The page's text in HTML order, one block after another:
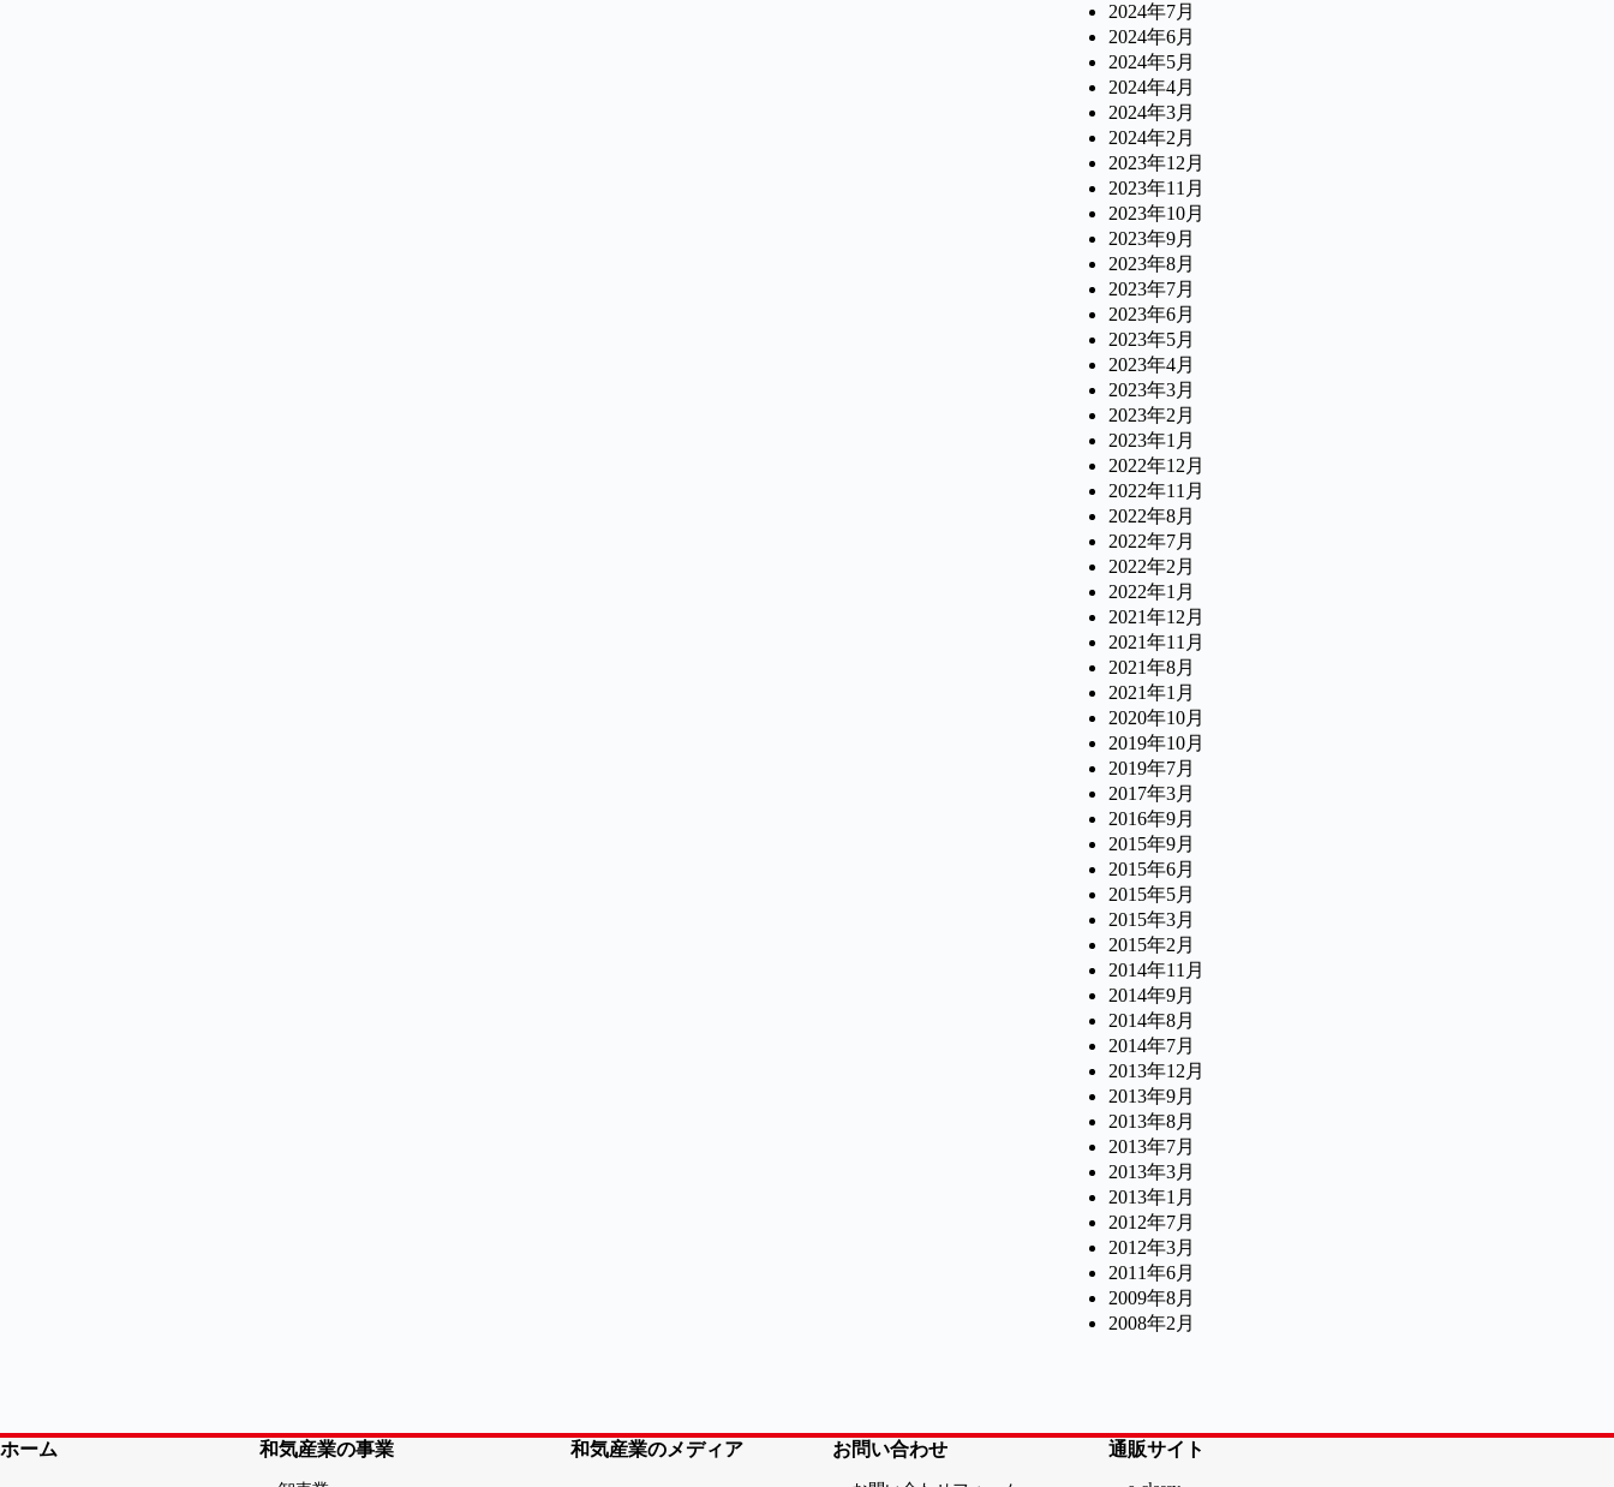
2024年7月
2024年6月
2024年5月
2024年4月
2024年3月
2024年2月
2023年12月
2023年11月
2023年10月
2023年9月
2023年8月
2023年7月
2023年6月
2023年5月
2023年4月
2023年3月
2023年2月
2023年1月
2022年12月
2022年11月
2022年8月
2022年7月
2022年2月
2022年1月
2021年12月
2021年11月
2021年8月
2021年1月
2020年10月
2019年10月
2019年7月
2017年3月
2016年9月
2015年9月
2015年6月
2015年5月
2015年3月
2015年2月
2014年11月
2014年9月
2014年8月
2014年7月
2013年12月
2013年9月
2013年8月
2013年7月
2013年3月
2013年1月
2012年7月
2012年3月
2011年6月
2009年8月
2008年2月
ホーム 和気産業の事業 和気産業のメディア お問い合わせ 通販サイト